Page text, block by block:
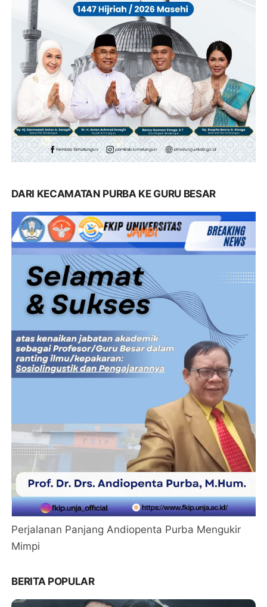
DARI KECAMATAN PURBA KE GURU BESAR
Perjalanan Panjang Andiopenta Purba Mengukir
Mimpi
BERITA POPULAR